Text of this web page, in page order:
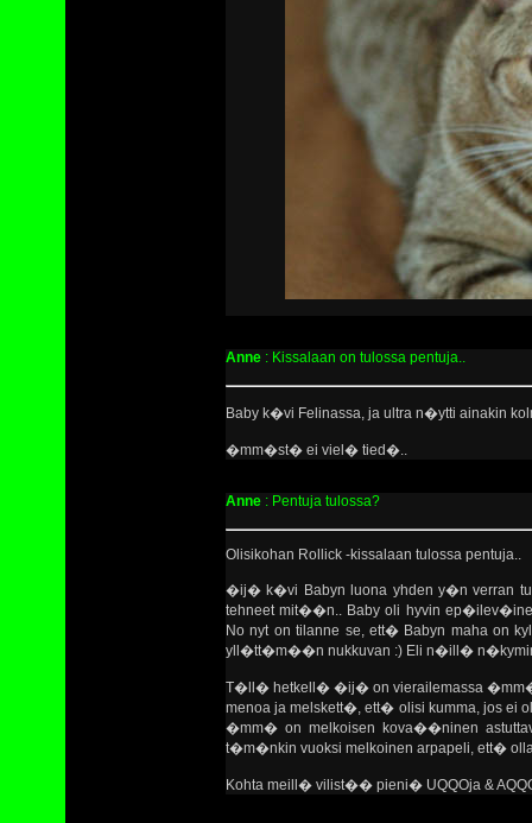
Anne : Kissalaan on tulossa pentuja..
Baby k�vi Felinassa, ja ultra n�ytti ainakin
�mm�st� ei viel� tied�..
Anne : Pentuja tulossa?
Olisikohan Rollick -kissalaan tulossa pentuja..
�ij� k�vi Babyn luona yhden y�n verran
tehneet mit��n.. Baby oli hyvin
No nyt on tilanne se, ett� Babyn maha on
yll�tt�m��n nukkuvan :) Eli n�ill� n�kymin
T�ll� hetkell� �ij� on vierailemassa
menoa ja melskett�, ett� olisi kumma, jos ei
�mm� on melkoisen kova��ninen
t�m�nkin vuoksi melkoinen arpapeli, ett�
Kohta meill� vilist�� pieni� UQQOja &